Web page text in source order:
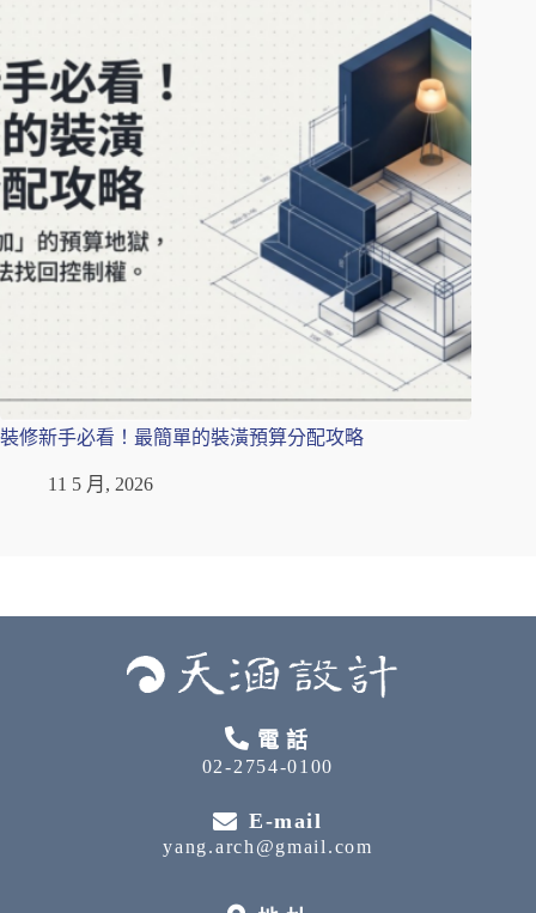
裝修新手必看！最簡單的裝潢預算分配攻略
11 5 月, 2026
電話
02-2754-0100
E-mail
yang.arch@gmail.com